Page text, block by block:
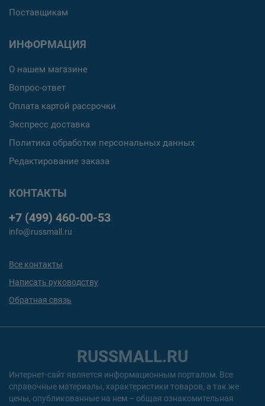
Поставщикам
ИНФОРМАЦИЯ
О нашем магазине
Вопрос-ответ
Оплата картой рассрочки
Экспресс доставка
Политика обработки персональных данных
Редактирование заказа
КОНТАКТЫ
+7 (499) 460-00-53
info@russmall.ru
Все контакты
Написать руководству
Обратная связь
RUSSMALL.RU
Интернет-сайт является информационным порталом. Все
справочные материалы, характеристики товаров, а так же
цены, опубликованные на нем – общая ознакомительная